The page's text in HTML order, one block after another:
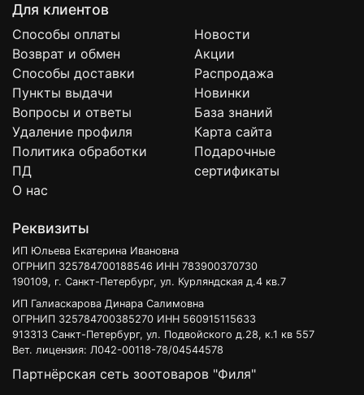
Для клиентов
Способы оплаты
Возврат и обмен
Способы доставки
Пункты выдачи
Вопросы и ответы
Удаление профиля
Политика обработки
ПД
О нас
Новости
Акции
Распродажа
Новинки
База знаний
Карта сайта
Подарочные
сертификаты
Реквизиты
ИП Юльева Екатерина Ивановна
ОГРНИП 325784700188546 ИНН 783900370730
190109, г. Санкт-Петербург, ул. Курляндская д.4 кв.7
ИП Галиаскарова Динара Салимовна
ОГРНИП 325784700385270 ИНН 560915115633
913313 Санкт-Петербург, ул. Подвойского д.28, к.1 кв 557
Вет. лицензия: Л042-00118-78/04544578
Партнёрская сеть зоотоваров "Филя"